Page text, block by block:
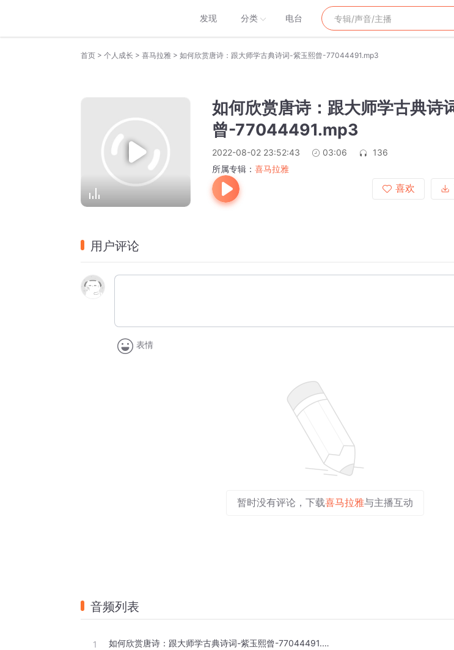
发现 分类 电台
首页 > 个人成长 > 喜马拉雅 > 如何欣赏唐诗：跟大师学古典诗词-紫玉熙曾-77044491.mp3
如何欣赏唐诗：跟大师学古典诗
曾-77044491.mp3
2022-08-02 23:52:43 03:06
136
所属专辑： 喜马拉雅
喜欢
用户评论
表情
暂时没有评论，下载喜马拉雅与主播互动
音频列表
1 如何欣赏唐诗：跟大师学古典诗词-紫玉熙曾-77044491.mp3